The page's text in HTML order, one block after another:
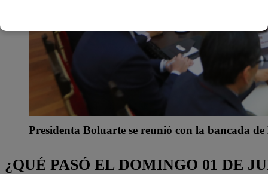
Presidenta Boluarte se reunió con la bancada
¿QUÉ PASÓ EL DOMINGO 01 DE